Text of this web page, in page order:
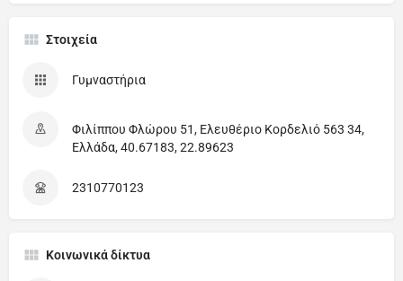
Στοιχεία
Γυμναστήρια
Φιλίππου Φλώρου 51, Ελευθέριο Κορδελιό 563 34,
Ελλάδα, 40.67183, 22.89623
2310770123
Κοινωνικά δίκτυα